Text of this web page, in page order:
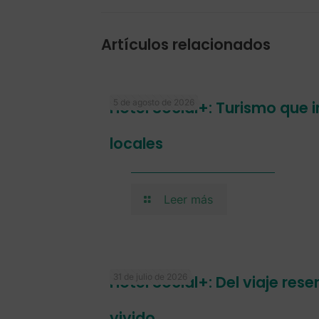
Artículos relacionados
5 de agosto de 2026
Hotel Social+: Turismo que
locales
Leer más
31 de julio de 2026
Hotel Social+: Del viaje